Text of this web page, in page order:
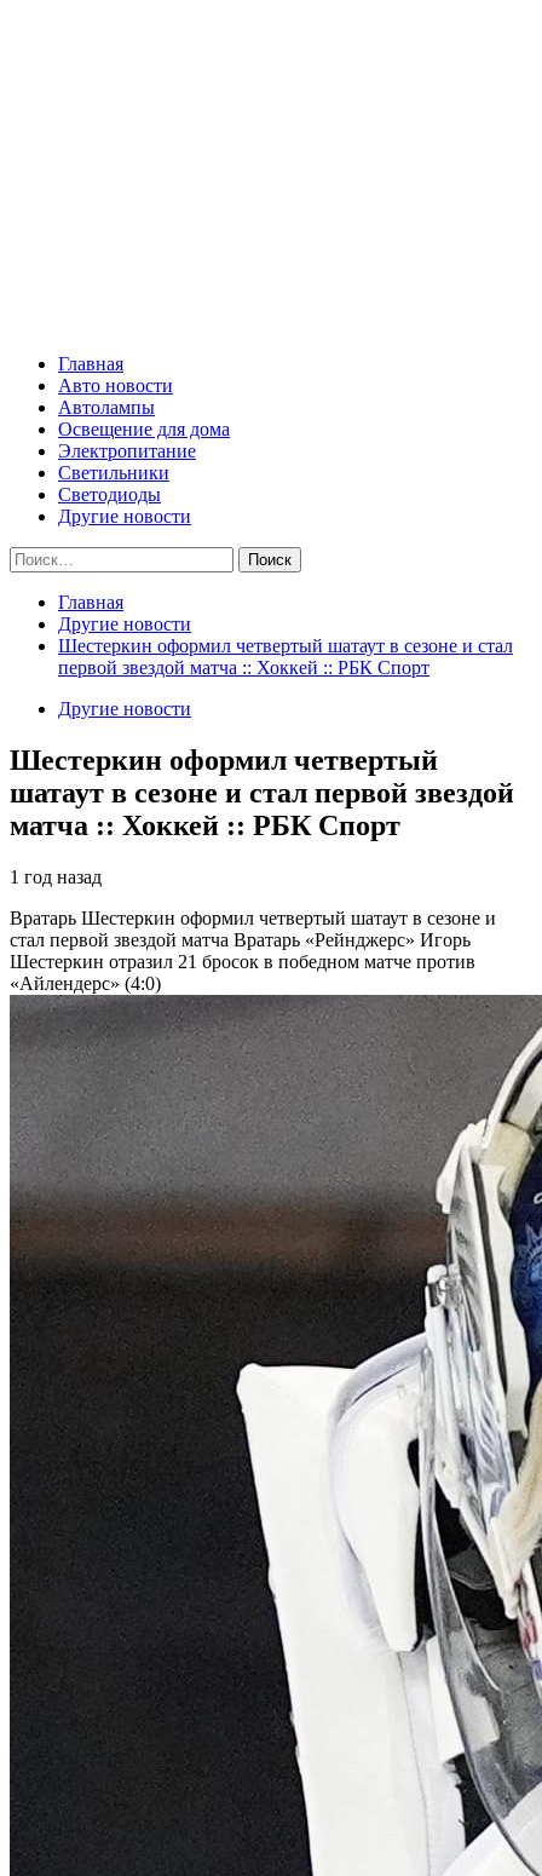
Главная
Авто новости
Автолампы
Освещение для дома
Электропитание
Светильники
Светодиоды
Другие новости
Найти:
Главная
Другие новости
Шестеркин оформил четвертый шатаут в сезоне и стал
первой звездой матча :: Хоккей :: РБК Спорт
Другие новости
Шестеркин оформил четвертый
шатаут в сезоне и стал первой звездой
матча :: Хоккей :: РБК Спорт
1 год назад
Вратарь Шестеркин оформил четвертый шатаут в сезоне и
стал первой звездой матча Вратарь «Рейнджерс» Игорь
Шестеркин отразил 21 бросок в победном матче против
«Айлендерс» (4:0)